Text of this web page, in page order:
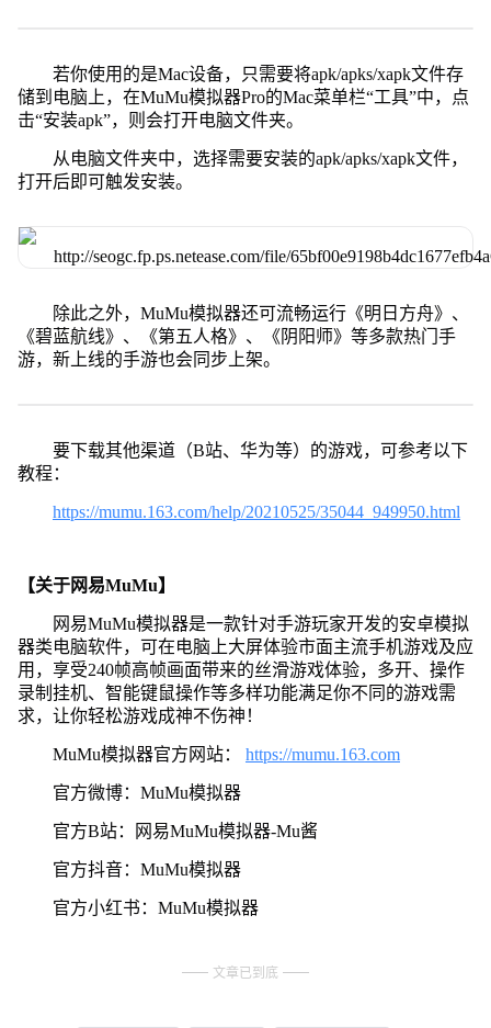
若你使用的是Mac设备，只需要将apk/apks/xapk文件存
储到电脑上，在MuMu模拟器Pro的Mac菜单栏“工具”中，点
击“安装apk”，则会打开电脑文件夹。
从电脑文件夹中，选择需要安装的apk/apks/xapk文件，
打开后即可触发安装。
除此之外，MuMu模拟器还可流畅运行《明日方舟》、
《碧蓝航线》、《第五人格》、《阴阳师》等多款热门手
游，新上线的手游也会同步上架。
要下载其他渠道（B站、华为等）的游戏，可参考以下
教程：
https://mumu.163.com/help/20210525/35044_949950.html
【关于网易MuMu】
网易MuMu模拟器是一款针对手游玩家开发的安卓模拟
器类电脑软件，可在电脑上大屏体验市面主流手机游戏及应
用，享受240帧高帧画面带来的丝滑游戏体验，多开、操作
录制挂机、智能键鼠操作等多样功能满足你不同的游戏需
求，让你轻松游戏成神不伤神！
MuMu模拟器官方网站： https://mumu.163.com
官方微博：MuMu模拟器
官方B站：网易MuMu模拟器-Mu酱
官方抖音：MuMu模拟器
官方小红书：MuMu模拟器
文章已到底